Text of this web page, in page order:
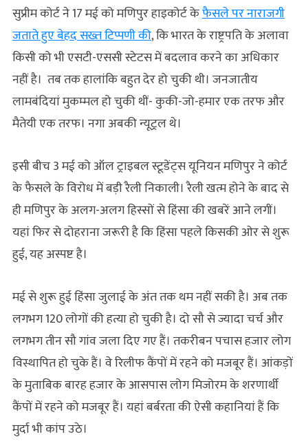
सुप्रीम कोर्ट ने 17 मई को मणिपुर हाइकोर्ट केफैसले पर नाराजगी
जताते हुए बेहद सख्त टिप्पणी की, कि भारत के राष्ट्रपति के अलावा
किसी को भी एसटी-एससी स्टेटस में बदलाव करने का अधिकार
नहीं है। तब तक हालांकि बहुत देर हो चुकी थी। जनजातीय
लामबंदियां मुकम्‍मल हो चुकी थीं- कुकी-जो-हमार एक तरफ और
मैतेयी एक तरफ। नगा अबकी न्यूट्रल थे।
इसी बीच 3 मई को ऑल ट्राइबल स्टूडेंट्स यूनियन मणिपुर ने कोर्ट
के फैसले के विरोध में बड़ी रैली निकाली। रैली खत्म होने के बाद से
ही मणिपुर के अलग-अलग हिस्सों से हिंसा की खबरें आने लगीं।
यहां फिर से दोहराना जरूरी है कि हिंसा पहले किसकी ओर से शुरू
हुई, यह अस्पष्ट है।
मई से शुरू हुई हिंसा जुलाई के अंत तक थम नहीं सकी है। अब तक
लगभग 120 लोगों की हत्या हो चुकी है। दो सौ से ज्यादा चर्च और
लगभग तीन सौ गांव जला दिए गए हैं। तकरीबन पचास हजार लोग
विस्थापित हो चुके हैं। वे रिलीफ कैंपों में रहने को मजबूर हैं। आंकड़ों
के मुताबिक बारह हजार के आसपास लोग मिजोरम के शरणार्थी
कैंपों में रहने को मजबूर हैं। यहां बर्बरता की ऐसी कहानियां हैं कि
मुर्दा भी कांप उठे।